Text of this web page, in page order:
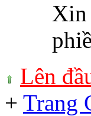
Xin
Lên
+ Trang